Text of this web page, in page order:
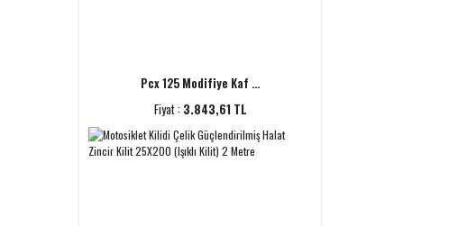
Pcx 125 Modifiye Kaf ...
Fiyat : 3.843,61 TL